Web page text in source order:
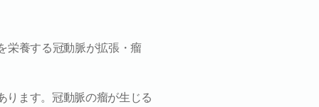
栄養する冠動脈が拡張・瘤
ります。冠動脈の瘤が生じる